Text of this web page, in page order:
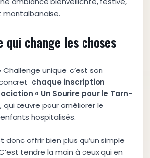
qui change les choses
unique, c’est son
chaque inscription
« Un Sourire pour le Tarn-
, qui œuvre pour améliorer le
hospitalisés.
donc offrir bien plus qu’un simple
tendre la main à ceux qui en